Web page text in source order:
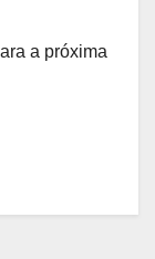
a próxima